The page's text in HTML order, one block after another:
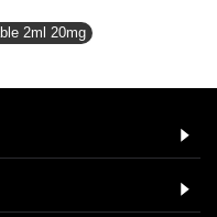
2ml 20mg